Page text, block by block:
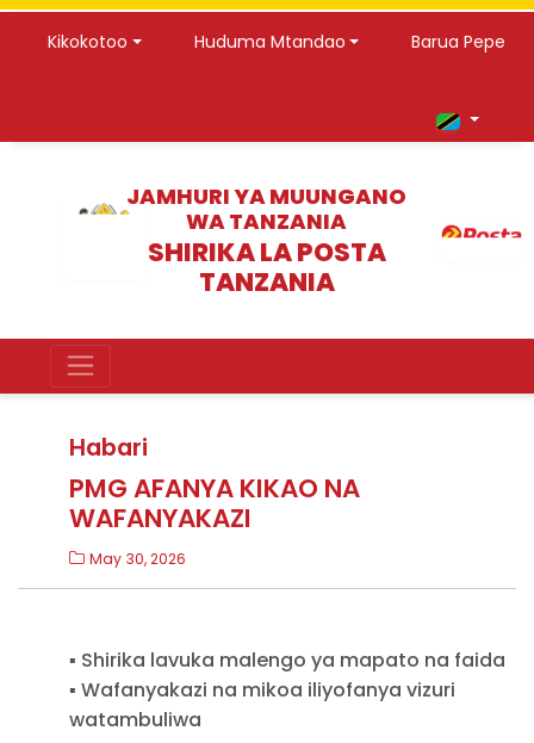
Kikokotoo Huduma Mtandao Barua Pepe
JAMHURI YA MUUNGANO
WA TANZANIA
SHIRIKA LA POSTA
TANZANIA
Habari
PMG AFANYA KIKAO NA
WAFANYAKAZI
May 30, 2026
▪️ Shirika lavuka malengo ya mapato na faida
▪️ Wafanyakazi na mikoa iliyofanya vizuri
watambuliwa